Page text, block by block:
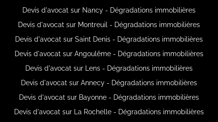
Devis d'avocat sur Nancy - Dégradations immobilières
Devis d'avocat sur Montreuil - Dégradations immobilières
Devis d'avocat sur Saint Denis - Dégradations immobilières
Devis d'avocat sur Angoulême - Dégradations immobilières
Devis d'avocat sur Lens - Dégradations immobilières
Devis d'avocat sur Annecy - Dégradations immobilières
Devis d'avocat sur Bayonne - Dégradations immobilières
Devis d'avocat sur La Rochelle - Dégradations immobilières